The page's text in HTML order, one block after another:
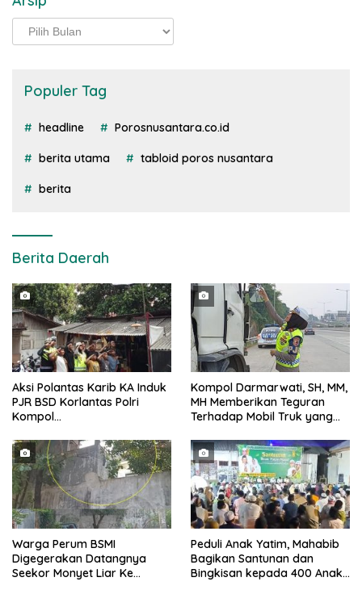
Arsip
Populer Tag
headline Porosnusantara.co.id
berita utama tabloid poros nusantara
berita
Berita Daerah
Aksi Polantas Karib KA Induk
PJR BSD Korlantas Polri
Kompol
bersama Personilnya
Membagikan Bendera Merah
Putih Berserta Tiangnya
Kompol Darmarwati, SH, MM,
MH Memberikan Teguran
Terhadap Mobil Truk yang
Tanggerang Kota
Warga Perum BSMI
Digegerakan Datangnya
Seekor Monyet Liar Ke
Peduli Anak Yatim, Mahabib
Bagikan Santunan dan
Bingkisan kepada 400 Anak